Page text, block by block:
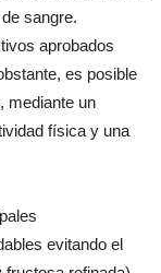
sangre.
aprobados
es posible
mediante un
física y una
evitando el